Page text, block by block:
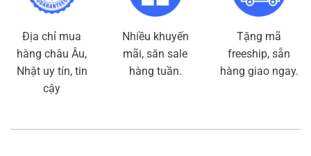
Địa chỉ mua
hàng châu Âu,
Nhật uy tín, tin
cậy
Nhiều khuyến
mãi, săn sale
hàng tuần.
Tặng mã
freeship, sẵn
hàng giao ngay.